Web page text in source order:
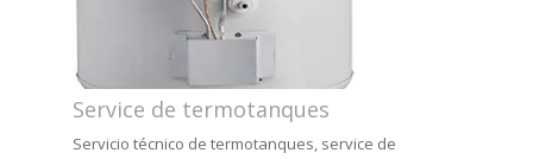
Service de termotanques
Servicio técnico de termotanques, service de